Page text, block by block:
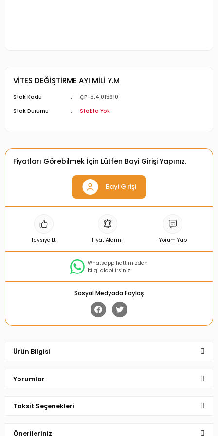
VİTES DEĞİŞTİRME AYI MİLİ Y.M
Stok Kodu
ÇP-5.4.015910
Stok Durumu
Stokta Yok
Fiyatları Görebilmek İçin Lütfen Bayi Girişi Yapınız.
Bayi Girişi
Tavsiye Et Fiyat Alarmı Yorum Yap
Whatsapp hattımızdan
bilgi alabilirsiniz
Sosyal Medyada Paylaş
Ürün Bilgisi
Yorumlar
Taksit Seçenekleri
Önerileriniz